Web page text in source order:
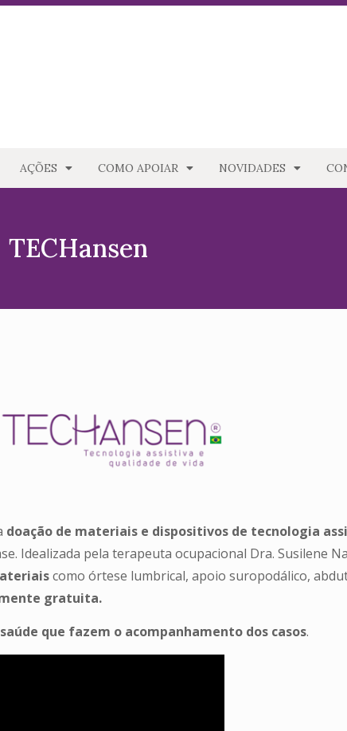
AÇÕES COMO APOIAR NOVIDADES
TECHansen
doação de materiais e dispositivos de tecnologia
Idealizada pela terapeuta ocupacional Dra. Susilene
como órtese lumbrical, apoio suropodálico,
gratuita.
que fazem o acompanhamento dos casos.